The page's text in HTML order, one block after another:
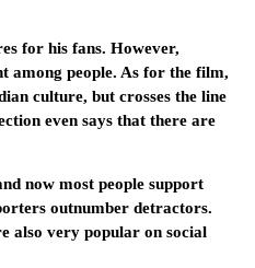
for his fans. However,
among people. As for the film,
culture, but crosses the line
even says that there are
now most people support
outnumber detractors.
also very popular on social